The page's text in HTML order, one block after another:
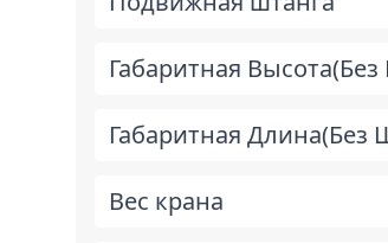
Габаритная
Габаритная Длина(Без
Вес крана